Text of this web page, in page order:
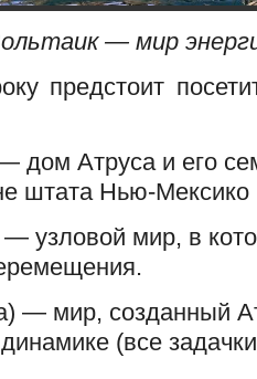
— мир
предстоит
дом Атруса и его
штата Нью-Мексико
узловой мир, в
— мир, созданный
(все